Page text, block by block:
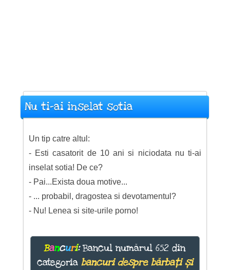
Nu ti-ai inselat sotia
Un tip catre altul:
- Esti casatorit de 10 ani si niciodata nu ti-ai
inselat sotia! De ce?
- Pai...Exista doua motive...
- ... probabil, dragostea si devotamentul?
- Nu! Lenea si site-urile porno!
Bancuri:Bancul numărul 652 din
categoria bancuri despre bărbați și